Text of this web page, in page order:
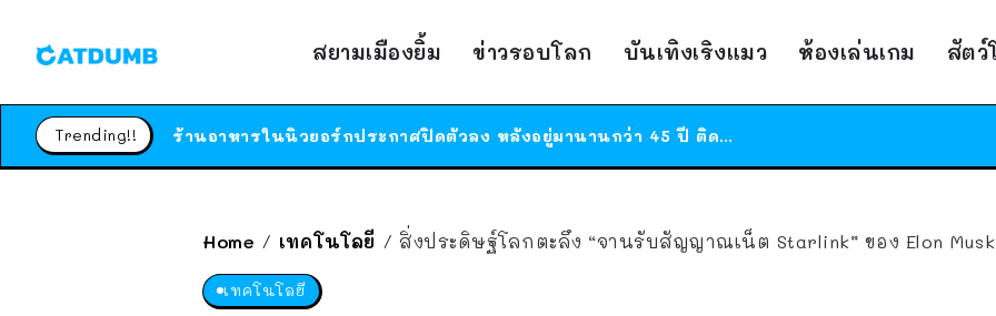
สยามเมืองยิ้ม ข่าวรอบโลก บันเทิงเริงแมว ห้องเล่นเกม สัตว์
Trending!!
สาวญี่ปุ่นโดนแมวตัวเองกัด ไม่ได้ไปหาหมอตั้งแต่เนิ่นๆ สุดท้ายขาบวม กลายเป็นโรคเนื้อเน่า เตือนทาสแมวทั้งหลายให้ระวัง
ร้านอาหารในนิวยอร์กประกาศปิดตัวลง หลังอยู่มานานกว่า 45 ปี ติดป้ายขอบคุณลูกค้าทุกคน แถมสูตรทำไวท์ซอสให้แบบจัดเต็ม
Home / เทคโนโลยี / สิ่งประดิษฐ์โลกตะลึง “จานรับสัญญาณเน็ต Starlink” ของ Elon Musk
เทคโนโลยี